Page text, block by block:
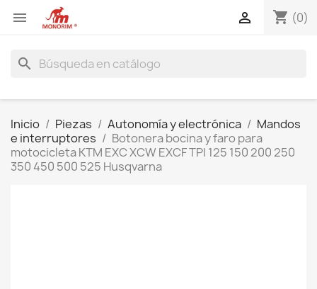
 shopping_cart (0)

search
Inicio Piezas Autonomía y electrónica
Mandos
e interruptores
Botonera bocina y faro para
motocicleta KTM EXC XCW EXCF TPI 125 150 200 250
350 450 500 525 Husqvarna